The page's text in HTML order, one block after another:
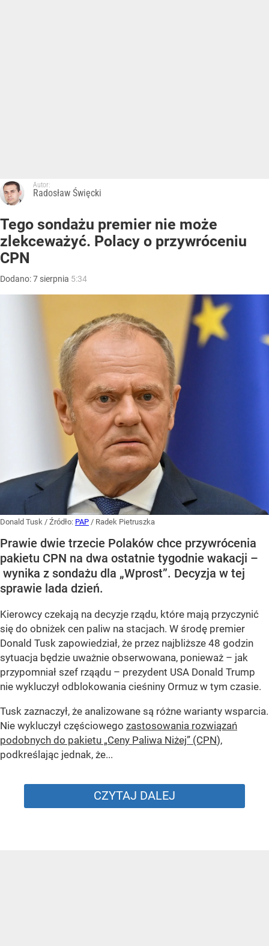
Autor:
Radosław Święcki
Tego sondażu premier nie może
zlekceważyć. Polacy o przywróceniu
CPN
Dodano:7 sierpnia 5:34
Donald Tusk / Źródło: PAP / Radek Pietruszka
Prawie dwie trzecie Polaków chce przywrócenia
pakietu CPN na dwa ostatnie tygodnie wakacji –
wynika z sondażu dla „Wprost”. Decyzja w tej
sprawie lada dzień.
Kierowcy czekają na decyzje rządu, które mają przyczynić
się do obniżek cen paliw na stacjach. W środę premier
Donald Tusk zapowiedział, że przez najbliższe 48 godzin
sytuacja będzie uważnie obserwowana, ponieważ – jak
przypomniał szef rząądu – prezydent USA Donald Trump
nie wykluczył odblokowania cieśniny Ormuz w tym czasie.
Tusk zaznaczył, że analizowane są różne warianty wsparcia.
Nie wykluczył częściowego zastosowania rozwiązań
podobnych do pakietu „Ceny Paliwa Niżej” (CPN),
podkreślając jednak, że...
CZYTAJ DALEJ